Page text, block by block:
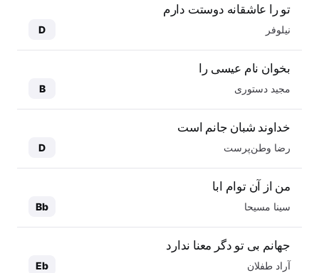
تو را عاشقانه دوستت دارم
نیلوفر D
بخوان نام عیسی را
مجید دستوری B
خداوند شبان جانم است
رضا وطن‌پرست D
من از آن توام ابا
سینا مسیحا Bb
جهانم بی تو دگر معنا ندارد
آراد طفلان Eb